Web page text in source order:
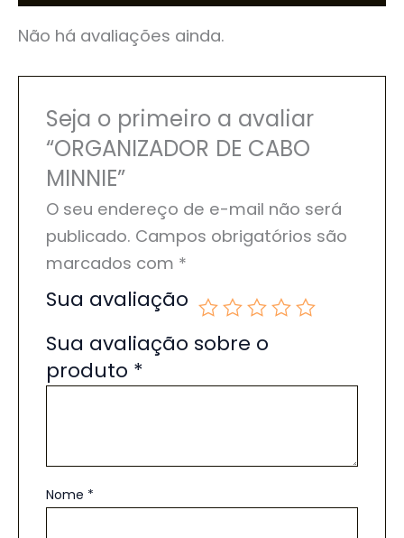
Não há avaliações ainda.
Seja o primeiro a avaliar
“ORGANIZADOR DE CABO
MINNIE”
O seu endereço de e-mail não será
publicado. Campos obrigatórios são
marcados com *
Sua avaliação
Sua avaliação sobre o
produto *
Nome *